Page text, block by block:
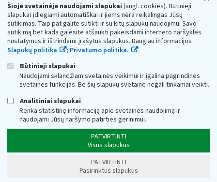
Šioje svetainėje naudojami slapukai(angl. cookies). Būtinieji
slapukai įdiegiami automatiškai ir jiems nėra reikalingas Jūsų
sutikimas. Taip pat galite sutikti ir su kitų slapukų naudojimu. Savo
sutikimą bet kada galėsite atšaukti pakeisdami interneto naršyklės
nustatymus ir ištrindami įrašytus slapukus. Daugiau informacijos
Slapukų politika
; Privatumo politika.
Būtinieji slapukai
Naudojami sklandžiam svetainės veikimui ir įgalina pagrindines
svetainės funkcijas. Be šių slapukų svetainė negali tinkamai veikti.
Analitiniai slapukai
Renka statistinę informaciją apie svetainės naudojimą ir
naudojami Jūsų naršymo patirties gerinimui.
PATVIRTINTI
Visus slapukus
PATVIRTINTI
Pasirinktus slapukus
Respublikos finansų ministerijos
Biudžetinė įstaiga. Juridinio asmens kodas — 188659752,
adresas: Vasario 16-osios g. 14, 01107 Vilnius, Lietuva, el.paštas:
vmi@vmi.lt, E. pristatymo dėžutės adresas 188659752
Duomenys apie Valstybinę mokesčių inspekciją prie Lietuvos
Respublikos finansų ministerijos kaupiami ir saugomi Juridinių